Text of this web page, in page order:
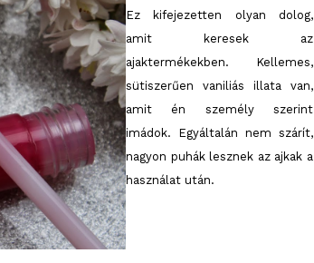
Ez kifejezetten olyan dolog,
amit keresek az
ajaktermékekben. Kellemes,
sütiszerűen vaniliás illata van,
amit én személy szerint
imádok. Egyáltalán nem szárít,
nagyon puhák lesznek az ajkak a
használat után.